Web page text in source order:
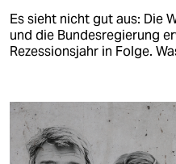
Es sieht nicht gut aus: Die
und die Bundesregierung
Rezessionsjahr in Folge.